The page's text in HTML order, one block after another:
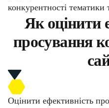
конкурентності тематики
Як оцінити
просування
Оцінити ефективність